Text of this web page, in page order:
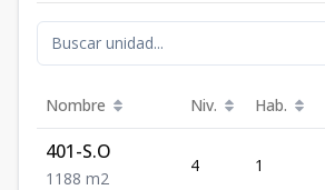
Nombre Niv. Hab.
401-S.O
1 1 88 m2
4 1